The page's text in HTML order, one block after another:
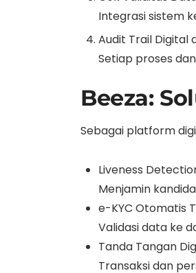
Integrasi sistem
Audit Trail Digital
Setiap proses
Beeza:
Sebagai platform
Liveness
Menjamin
e-KYC Otomatis
Validasi data ke
Tanda Tangan
Transaksi dan